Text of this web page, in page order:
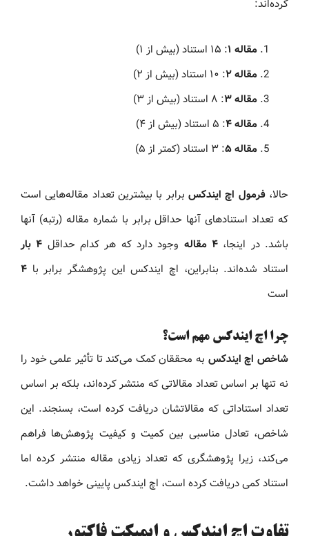
کرده‌اند:
مقاله ۱ : ۱۵ استناد (بیش از ۱)
مقاله ۲ : ۱۰ استناد (بیش از ۲)
مقاله ۳
: ۸ استناد (بیش از ۳)
مقاله ۴ : ۵ استناد (بیش از ۴)
مقاله ۵
: ۳ استناد (کمتر از ۵)
حالا،فرمول اچ ایندکس برابر با بیشترین تعداد مقاله‌هایی است
که تعداد استنادهای آنها حداقل برابر با شماره مقاله (رتبه) آنها
باشد. در اینجا، ۴ مقاله وجود دارد که هر کدام حداقل ۴ بار
استناد شده‌اند. بنابراین، اچ ایندکس این پژوهشگر برابر با ۴
است
چرا اچ ایندکس مهم است؟
شاخص اچ ایندکس به محققان کمک می‌کند تا تأثیر علمی خود را
نه تنها بر اساس تعداد مقالاتی که منتشر کرده‌اند، بلکه بر اساس
تعداد استناداتی که مقالاتشان دریافت کرده است، بسنجند. این
شاخص، تعادل مناسبی بین کمیت و کیفیت پژوهش‌ها فراهم
می‌کند، زیرا پژوهشگری که تعداد زیادی مقاله منتشر کرده اما
استناد کمی دریافت کرده است، اچ ایندکس پایینی خواهد داشت.